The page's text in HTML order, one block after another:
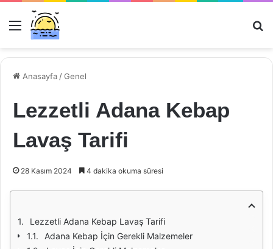
Menü
Anasayfa /Genel
Lezzetli Adana Kebap
Lavaş Tarifi
28 Kasım 2024 4 dakika okuma süresi
Lezzetli Adana Kebap Lavaş Tarifi
Adana Kebap İçin Gerekli Malzemeler